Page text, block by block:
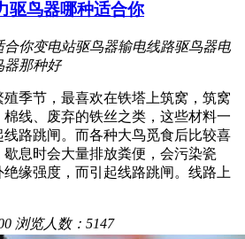
驱鸟器哪种适合你
合你变电站驱鸟器输电线路驱鸟器电
器那种好
节，最喜欢在铁塔上筑窝，筑窝
棉线、废弃的铁丝之类，这些材料一
线路跳闸。而各种大鸟觅食后比较喜
息时会大量排放粪便，会污染瓷
缘强度，而引起线路跳闸。线路上
浏览人数：5147